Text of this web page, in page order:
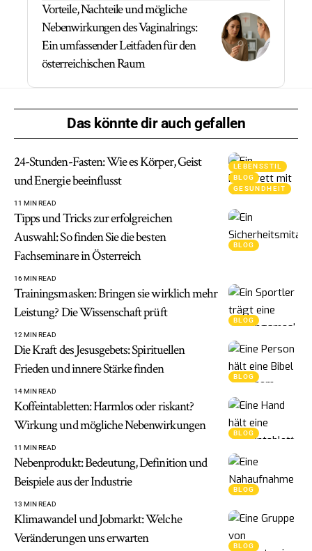
Vorteile, Nachteile und mögliche
Nebenwirkungen des Vaginalrings:
Ein umfassender Leitfaden für den
österreichischen Raum
Das könnte dir auch gefallen
LEBENSSTIL
BLOG
GESUNDHEIT
24-Stunden-Fasten: Wie es Körper, Geist
und Energie beeinflusst
11 MIN READ
BLOG
Tipps und Tricks zur erfolgreichen
Auswahl: So finden Sie die besten
Fachseminare in Österreich
16 MIN READ
BLOG
Trainingsmasken: Bringen sie wirklich mehr
Leistung? Die Wissenschaft prüft
12 MIN READ
BLOG
Die Kraft des Jesusgebets: Spirituellen
Frieden und innere Stärke finden
14 MIN READ
BLOG
Koffeintabletten: Harmlos oder riskant?
Wirkung und mögliche Nebenwirkungen
11 MIN READ
BLOG
Nebenprodukt: Bedeutung, Definition und
Beispiele aus der Industrie
13 MIN READ
BLOG
Klimawandel und Jobmarkt: Welche
Veränderungen uns erwarten